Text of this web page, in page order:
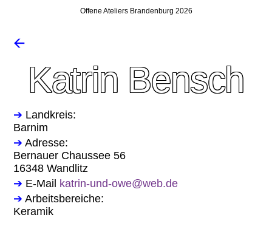
Offene Ateliers Brandenburg 2026
🡨
Katrin Bensch
➔ Landkreis:
Barnim
➔ Adresse:
Bernauer Chaussee 56
16348 Wandlitz
➔ E-Mail katrin-und-owe@web.de
➔ Arbeitsbereiche:
Keramik